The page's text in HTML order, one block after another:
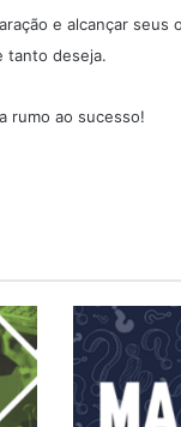
e alcançar seus
tanto deseja.
rumo ao sucesso!